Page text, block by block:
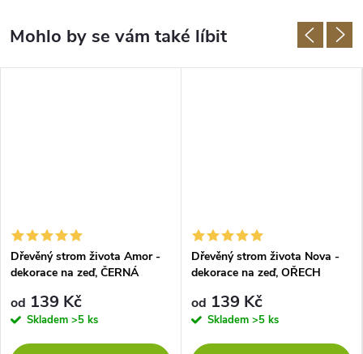
Dřevěný strom života Amor -
dekorace na zeď, ČERNÁ
od 139 Kč
Skladem >5 ks
Dřevěný strom života Nova -
dekorace na zeď, OŘECH
od 139 Kč
Skladem >5 ks